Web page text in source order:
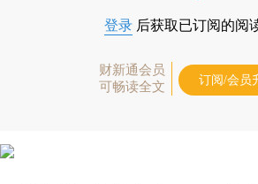
登录 后获取已订阅的阅
财新通会员
可畅读全文
订阅/会员